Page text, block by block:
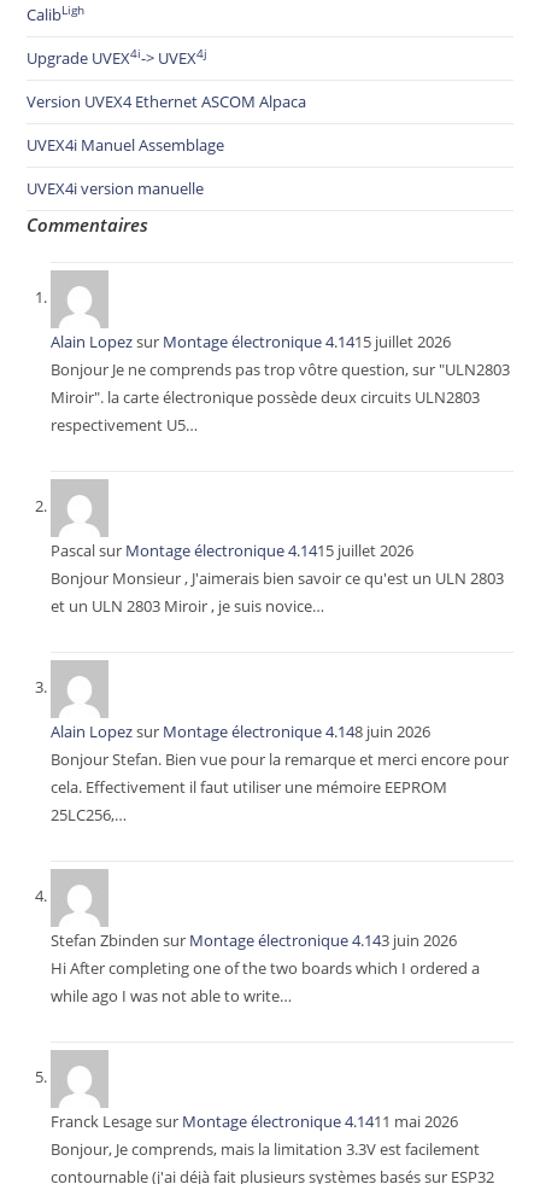
CalibLigh
Upgrade UVEX4i-> UVEX4j
Version UVEX4 Ethernet ASCOM Alpaca
UVEX4i Manuel Assemblage
UVEX4i version manuelle
Commentaires
Alain Lopezsur Montage électronique 4.1415 juillet 2026
Bonjour Je ne comprends pas trop vôtre question, sur "ULN2803
Miroir". la carte électronique possède deux circuits ULN2803
respectivement U5…
Pascalsur Montage électronique 4.1415 juillet 2026
Bonjour Monsieur , J'aimerais bien savoir ce qu'est un ULN 2803
et un ULN 2803 Miroir , je suis novice…
Alain Lopezsur Montage électronique 4.148 juin 2026
Bonjour Stefan. Bien vue pour la remarque et merci encore pour
cela. Effectivement il faut utiliser une mémoire EEPROM
25LC256,…
Stefan Zbinden sur Montage électronique 4.143 juin 2026
Hi After completing one of the two boards which I ordered a
while ago I was not able to write…
Franck Lesagesur Montage électronique 4.1411 mai 2026
Bonjour, Je comprends, mais la limitation 3.3V est facilement
contournable (j'ai déjà fait plusieurs systèmes basés sur ESP32